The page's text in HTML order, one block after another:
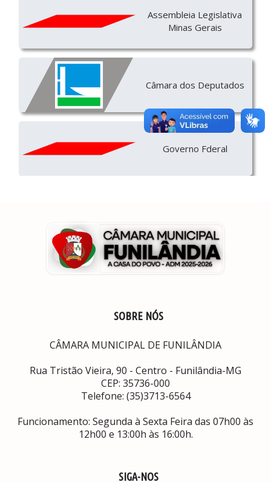
Assembleia Legislativa
Minas Gerais
Câmara dos Deputados
Governo Fderal
SOBRE NÓS
CÂMARA MUNICIPAL DE FUNILÂNDIA
Rua Tristão Vieira, 90 - Centro - Funilândia-MG
CEP: 35736-000
Telefone: (35)3713-6564
Funcionamento: Segunda à Sexta Feira das 07h00 às
12h00 e 13:00h às 16:00h.
SIGA-NOS